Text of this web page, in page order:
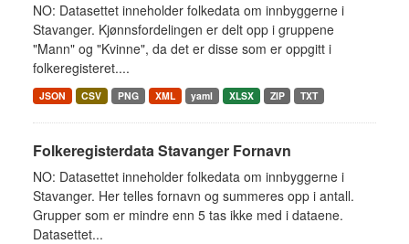
NO: Datasettet inneholder folkedata om innbyggerne i
Stavanger. Kjønnsfordelingen er delt opp i gruppene
"Mann" og "Kvinne", da det er disse som er oppgitt i
folkeregisteret....
JSON CSV PNG XML yaml XLSX ZIP TXT
Folkeregisterdata Stavanger Fornavn
NO: Datasettet inneholder folkedata om innbyggerne i
Stavanger. Her telles fornavn og summeres opp i antall.
Grupper som er mindre enn 5 tas ikke med i dataene.
Datasettet...